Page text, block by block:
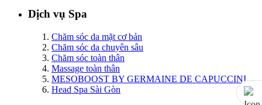
Dịch vụ Spa
Chăm sóc da mặt cơ bản
Chăm sóc da chuyên sâu
Chăm sóc toàn thân
Massage toàn thân
MESOBOOST BY GERMAINE DE CAPUCCINI
Head Spa Sài Gòn